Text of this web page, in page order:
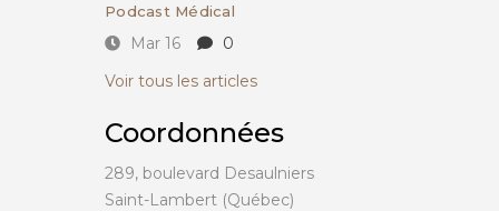
Podcast Médical
Mar 16
0
Voir tous les articles
Coordonnées
289, boulevard Desaulniers
Saint-Lambert (Québec)